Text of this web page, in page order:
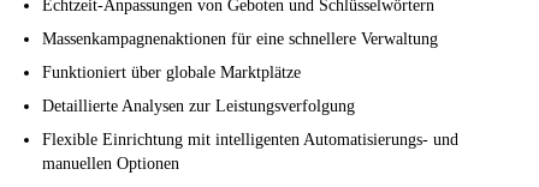
Echtzeit-Anpassungen von Geboten und Schlüsselwörtern
Massenkampagnenaktionen für eine schnellere Verwaltung
Funktioniert über globale Marktplätze
Detaillierte Analysen zur Leistungsverfolgung
Flexible Einrichtung mit intelligenten Automatisierungs- und
manuellen Optionen